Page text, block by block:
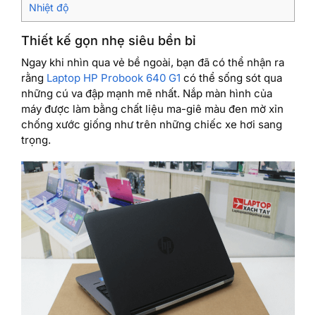
Nhiệt độ
Thiết kế gọn nhẹ siêu bền bỉ
Ngay khi nhìn qua vẻ bề ngoài, bạn đã có thể nhận ra
rằng Laptop HP Probook 640 G1 có thể sống sót qua
những cú va đập mạnh mẽ nhất. Nắp màn hình của
máy được làm bằng chất liệu ma-giê màu đen mờ xỉn
chống xước giống như trên những chiếc xe hơi sang
trọng.